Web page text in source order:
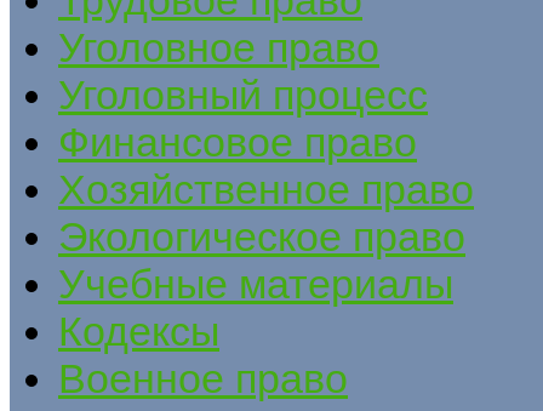
Уголовное право
Уголовный процесс
Финансовое право
Хозяйственное право
Экологическое право
Учебные материалы
Кодексы
Военное право